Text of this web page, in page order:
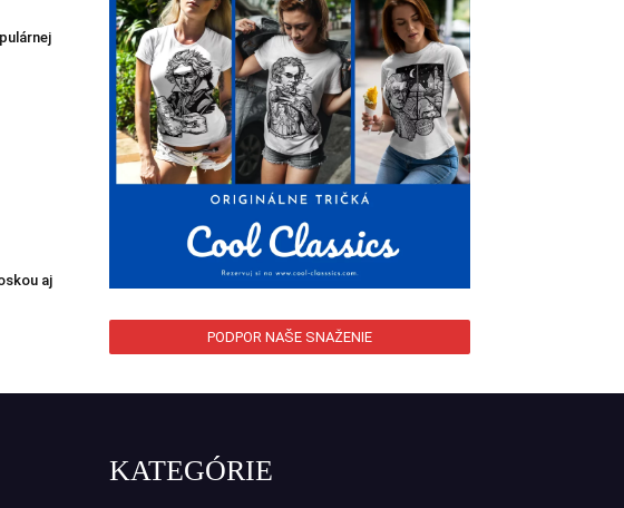
aj
PODPOR NAŠE SNAŽENIE
KATEGÓRIE